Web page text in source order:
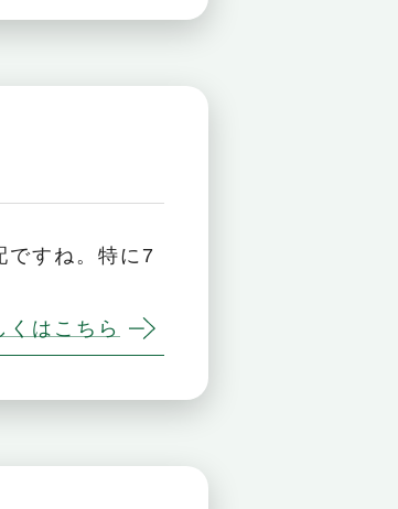
ですね。特に7
くはこちら